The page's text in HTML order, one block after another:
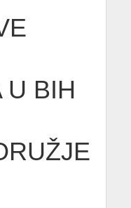
U BIH